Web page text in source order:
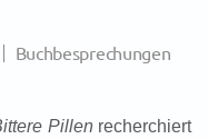
Buchbesprechungen
Pillenrecherchiert